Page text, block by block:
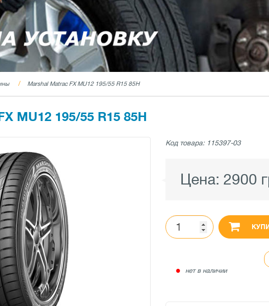
Marshal Matrac FX MU12 195/55 R15 85H
MU12 195/55 R15 85H
Код товара: 115397-03
Цена: 2900
● нет в наличии